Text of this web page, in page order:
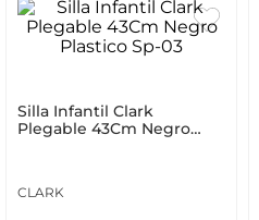
Silla Infantil Clark
Plegable 43Cm Negro
CLARK